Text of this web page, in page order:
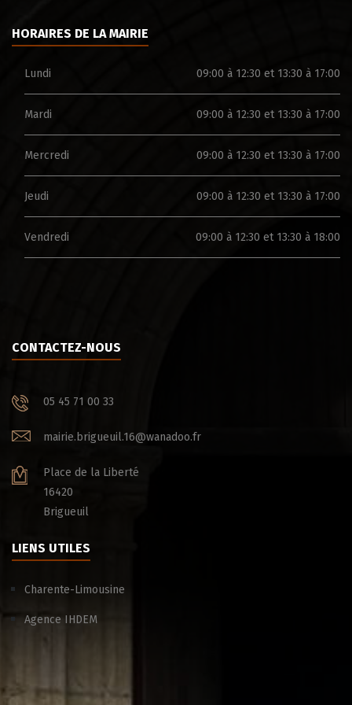
HORAIRES DE LA MAIRIE
Lundi 09:00 à 12:30 et 13:30 à 17:00
Mardi 09:00 à 12:30 et 13:30 à 17:00
Mercredi 09:00 à 12:30 et 13:30 à 17:00
Jeudi 09:00 à 12:30 et 13:30 à 17:00
Vendredi 09:00 à 12:30 et 13:30 à 18:00
CONTACTEZ-NOUS
05 45 71 00 33
mairie.brigueuil.16@wanadoo.fr
Place de la Liberté
16420
Brigueuil
LIENS UTILES
Charente-Limousine
Agence IHDEM